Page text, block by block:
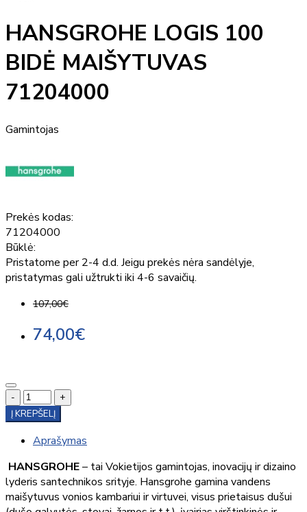
HANSGROHE LOGIS 100
BIDĖ MAIŠYTUVAS
71204000
Gamintojas
Prekės kodas:
71204000
Būklė:
Pristatome per 2-4 d.d. Jeigu prekės nėra sandėlyje,
pristatymas gali užtrukti iki 4-6 savaičių.
107,00€
74,00€
-
+
Į KREPŠELĮ
Aprašymas
HANSGROHE– tai Vokietijos gamintojas, inovacijų ir dizaino
lyderis santechnikos srityje. Hansgrohe gamina vandens
maišytuvus vonios kambariui ir virtuvei, visus prietaisus dušui